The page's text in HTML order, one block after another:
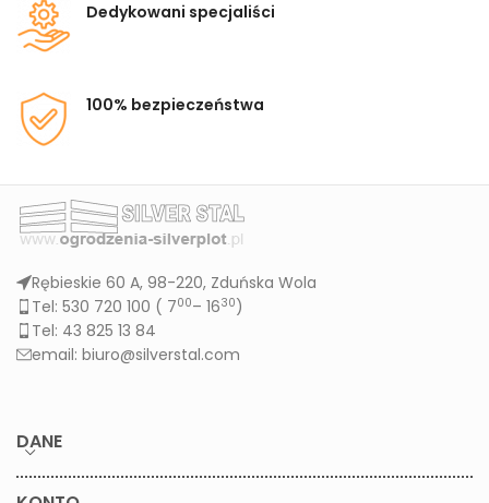
Dedykowani specjaliści
100% bezpieczeństwa
Rębieskie 60 A, 98-220, Zduńska Wola
Tel: 530 720 100 ( 700– 1630)
Tel: 43 825 13 84
email: biuro@silverstal.com
DANE